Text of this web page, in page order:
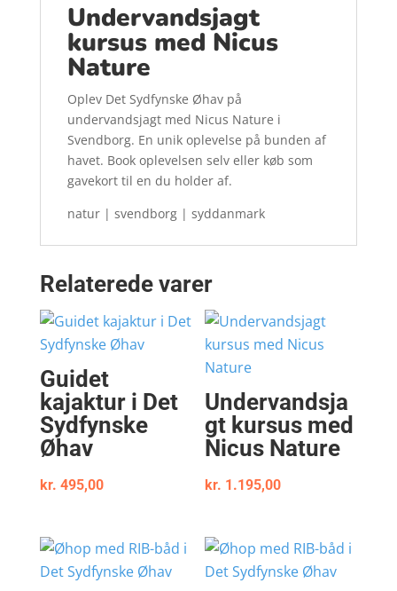
Undervandsjagt
kursus med Nicus
Nature
Oplev Det Sydfynske Øhav på
undervandsjagt med Nicus Nature i
Svendborg. En unik oplevelse på bunden af
havet. Book oplevelsen selv eller køb som
gavekort til en du holder af.
natur | svendborg | syddanmark
Relaterede varer
Guidet
kajaktur i Det
Sydfynske
Øhav
kr. 495,00
Undervandsja
gt kursus med
Nicus Nature
kr. 1.195,00